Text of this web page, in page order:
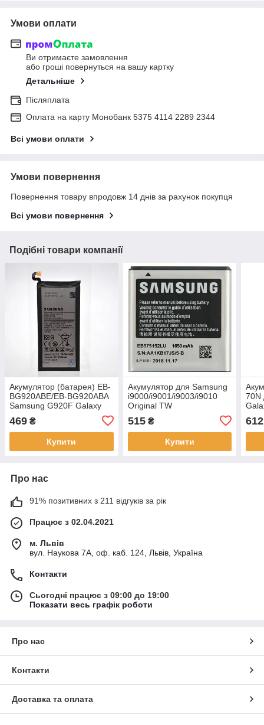
Умови оплати
Ви отримаєте замовлення
або гроші повернуться на вашу картку
Детальніше
Післяплата
Оплата на карту Монобанк 5375 4114 2289 2344
Всі умови оплати
Умови повернення
Повернення товару впродовж 14 днів за рахунок покупця
Всі умови повернення
Подібні товари компанії
Акумулятор (батарея) EB-
BG920ABE/EB-BG920ABA
Samsung G920F Galaxy
469 ₴
Купити
Акумулятор для Samsung
i9000/i9001/i9003/i9010
Original TW
515₴
Купити
70N
612
Про нас
91% позитивних з 211 відгуків за рік
Працює з 02.04.2021
м. Львів
вул. Наукова 7А, оф. каб. 124, Львів, Україна
Контакти
Сьогодні працює з 09:00 до 19:00
Показати весь графік роботи
Про нас
Контакти
Доставка та оплата